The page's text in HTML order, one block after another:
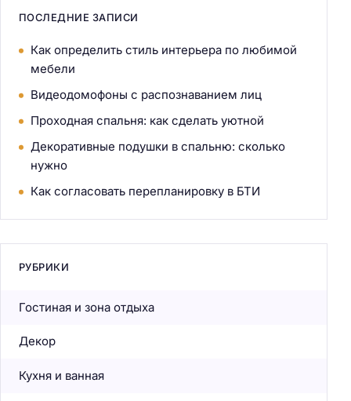
ПОСЛЕДНИЕ ЗАПИСИ
Как определить стиль интерьера по любимой
мебели
Видеодомофоны с распознаванием лиц
Проходная спальня: как сделать уютной
Декоративные подушки в спальню: сколько
нужно
Как согласовать перепланировку в БТИ
РУБРИКИ
Гостиная и зона отдыха
Декор
Кухня и ванная